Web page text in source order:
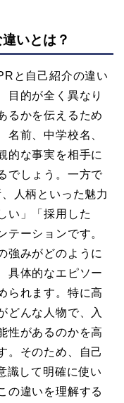
いとは？
と自己紹介の違い
目的が全く異なり
るかを伝えるため
名前、中学校名、
的な事実を相手に
でしょう。一方で
人柄といった魅力
い」「採用した
テーションです。
強みがどのように
具体的なエピソー
られます。特に高
どんな人物で、入
性があるのかを高
。そのため、自己
識して明確に使い
の違いを理解する